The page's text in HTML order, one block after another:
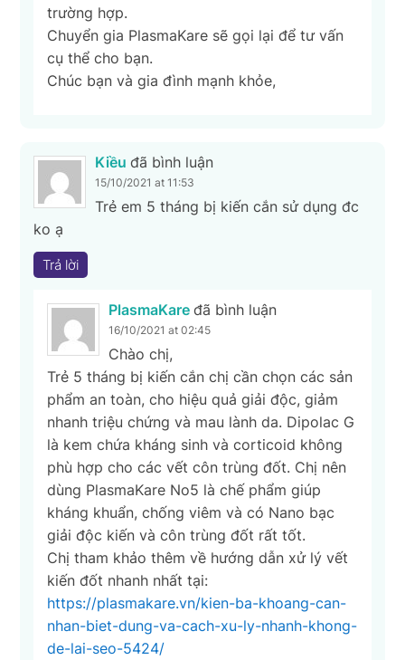
trường hợp.
Chuyển gia PlasmaKare sẽ gọi lại để tư vấn
cụ thể cho bạn.
Chúc bạn và gia đình mạnh khỏe,
Kiều đã bình luận
15/10/2021 at 11:53
Trẻ em 5 tháng bị kiến cắn sử dụng đc
ko ạ
Trả lời
PlasmaKare đã bình luận
16/10/2021 at 02:45
Chào chị,
Trẻ 5 tháng bị kiến cắn chị cần chọn các sản
phẩm an toàn, cho hiệu quả giải độc, giảm
nhanh triệu chứng và mau lành da. Dipolac G
là kem chứa kháng sinh và corticoid không
phù hợp cho các vết côn trùng đốt. Chị nên
dùng PlasmaKare No5 là chế phẩm giúp
kháng khuẩn, chống viêm và có Nano bạc
giải độc kiến và côn trùng đốt rất tốt.
Chị tham khảo thêm về hướng dẫn xử lý vết
kiến đốt nhanh nhất tại:
https://plasmakare.vn/kien-ba-khoang-can-
nhan-biet-dung-va-cach-xu-ly-nhanh-khong-
de-lai-seo-5424/